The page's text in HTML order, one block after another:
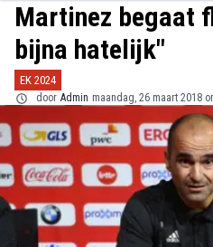
Martinez begaat
bijna hatelijk"
EK 2024
door Admin maandag, 26 maart 2018